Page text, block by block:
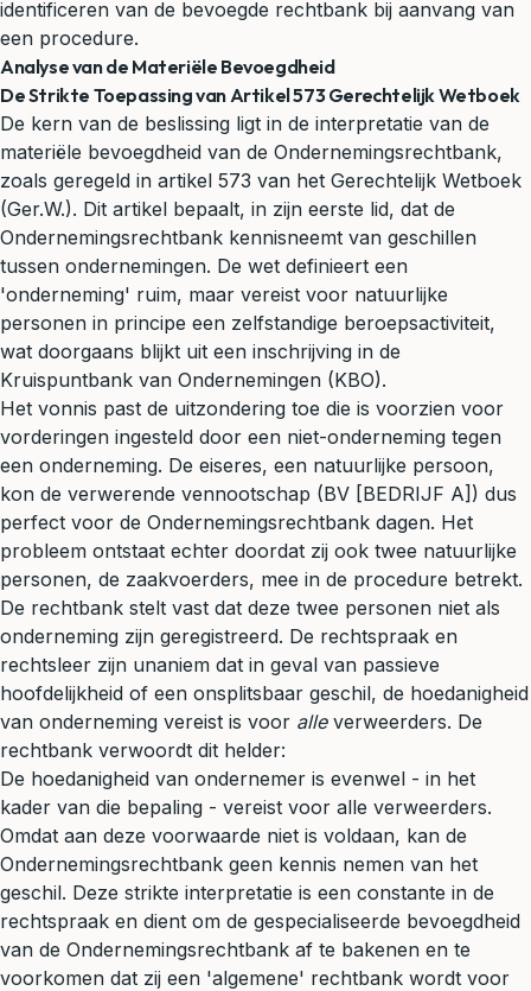
identificeren van de bevoegde rechtbank bij aanvang van
een procedure.
Analyse van de Materiële Bevoegdheid
De Strikte Toepassing van Artikel 573 Gerechtelijk Wetboek
De kern van de beslissing ligt in de interpretatie van de
materiële bevoegdheid van de Ondernemingsrechtbank,
zoals geregeld in artikel 573 van het Gerechtelijk Wetboek
(Ger.W.). Dit artikel bepaalt, in zijn eerste lid, dat de
Ondernemingsrechtbank kennisneemt van geschillen
tussen ondernemingen. De wet definieert een
'onderneming' ruim, maar vereist voor natuurlijke
personen in principe een zelfstandige beroepsactiviteit,
wat doorgaans blijkt uit een inschrijving in de
Kruispuntbank van Ondernemingen (KBO).
Het vonnis past de uitzondering toe die is voorzien voor
vorderingen ingesteld door een niet-onderneming tegen
een onderneming. De eiseres, een natuurlijke persoon,
kon de verwerende vennootschap (BV [BEDRIJF A]) dus
perfect voor de Ondernemingsrechtbank dagen. Het
probleem ontstaat echter doordat zij ook twee natuurlijke
personen, de zaakvoerders, mee in de procedure betrekt.
De rechtbank stelt vast dat deze twee personen niet als
onderneming zijn geregistreerd. De rechtspraak en
rechtsleer zijn unaniem dat in geval van passieve
hoofdelijkheid of een onsplitsbaar geschil, de hoedanigheid
van onderneming vereist is voor alleverweerders. De
rechtbank verwoordt dit helder:
De hoedanigheid van ondernemer is evenwel - in het
kader van die bepaling - vereist voor alle verweerders.
Omdat aan deze voorwaarde niet is voldaan, kan de
Ondernemingsrechtbank geen kennis nemen van het
geschil. Deze strikte interpretatie is een constante in de
rechtspraak en dient om de gespecialiseerde bevoegdheid
van de Ondernemingsrechtbank af te bakenen en te
voorkomen dat zij een 'algemene' rechtbank wordt voor